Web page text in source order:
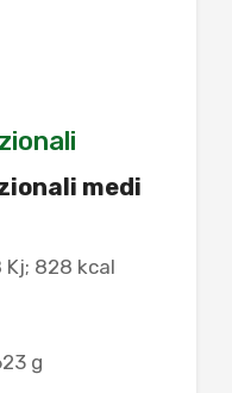
medi
Kj; 828 kcal
g